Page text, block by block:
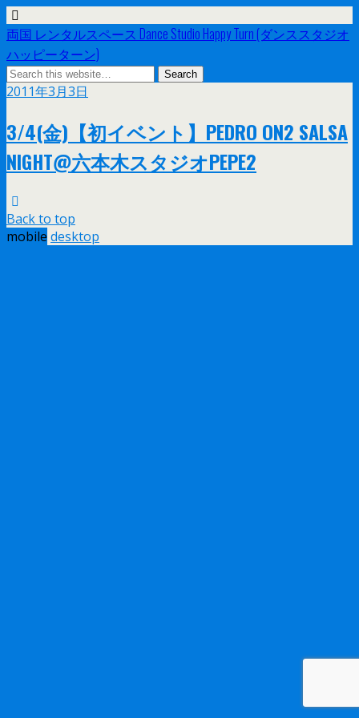
両国 レンタルスペース Dance Studio Happy Turn (ダンススタジオ
ハッピーターン)
2011年3月3日
3/4(金)【初イベント】PEDRO ON2 SALSA
NIGHT@六本木スタジオPEPE2
Back to top
mobile desktop